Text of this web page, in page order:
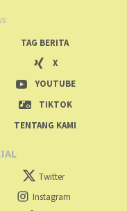
TAG BERITA
X
YOUTUBE
TIKTOK
TENTANG KAMI
Twitter
Instagram